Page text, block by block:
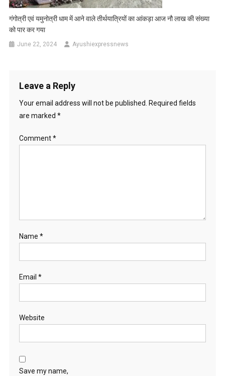
गंगोत्री एवं यमुनोत्री धाम में आने वाले तीर्थयात्रियों का आंकड़ा आज नौ लाख की संख्या
को पार कर गया
June 22, 2024 Ayushiexpressnews
Leave a Reply
Your email address will not be published. Required fields
are marked *
Comment*
Name *
Email *
Website
Save my name,